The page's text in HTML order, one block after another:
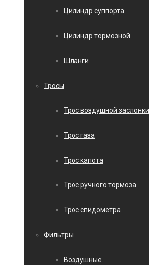
Цилиндр суппорта
Цилиндр тормозной
Шланги
Тросы
Трос воздушной заслонки
Трос газа
Трос капота
Трос ручного тормоза
Трос спидометра
Фильтры
Воздушные